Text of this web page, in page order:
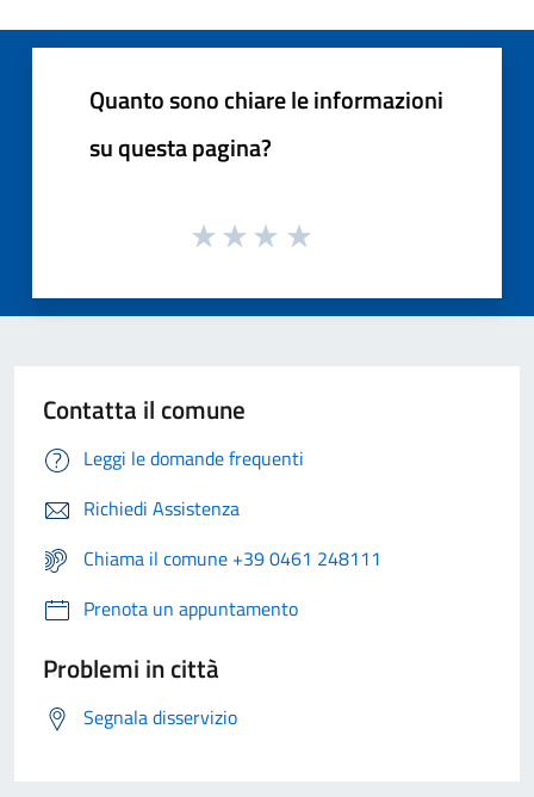
Quanto sono chiare le informazioni
su questa pagina?
Contatta il comune
Leggi le domande frequenti
Richiedi Assistenza
Chiama il comune +39 0461 248111
Prenota un appuntamento
Problemi in città
Segnala disservizio